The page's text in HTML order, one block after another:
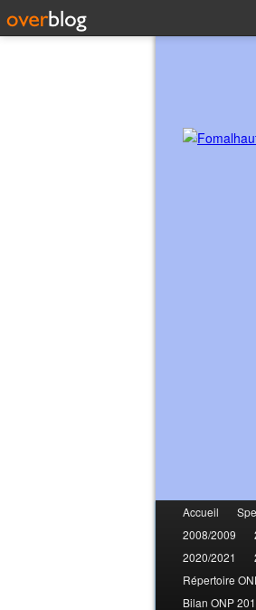
Accueil
2008/2009
2020/2021
Répertoire
Bilan ONP